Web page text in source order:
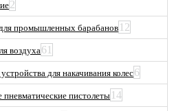
2
промышленных барабанов 12
воздуха61
для накачивания колес6
пистолеты 14